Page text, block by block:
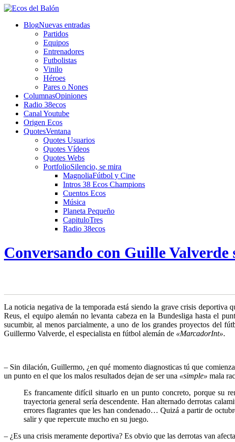
BlogNuevas entradas
Partidos
Equipos
Entrenadores
Futbolistas
Vinilo
Héroes
Pares o Nones
ColumnasOpiniones
Radio 38ecos
Canal Youtube
Origen Ecos
QuotesVentana
Quotes Usuarios
Quotes Vídeos
Quotes Webs
PortfolioSilencio, se mira
MagnoliaFútbol y Cine
Intros 38 Ecos Champions
Cuentos Ecos
Música
Planeta Pequeño
CapituloTres
Radio 38ecos
Conversando con Guille
La noticia negativa de la temporada está siendo la grave crisis
Reus, el equipo alemán no levanta cabeza en la Bundesliga hasta el
sucumbir, al menos parcialmente, a uno de los grandes proyectos del
Guillermo Valverde, el especialista en fútbol alemán de «MarcadorInt».
– Sin dilación, Guillermo, ¿en qué momento diagnosticas tú que
un punto en el que los malos resultados dejan de ser una «simple» mala
Es francamente difícil situarlo en un punto concreto, porque su
trayectoria general sería descendente. Han alternado derrotas
errores flagrantes que les han condenado… Quizá a partir de
salir y que repercute mucho en su juego.
– ¿Es una crisis meramente deportiva? Es obvio que las derrotas van